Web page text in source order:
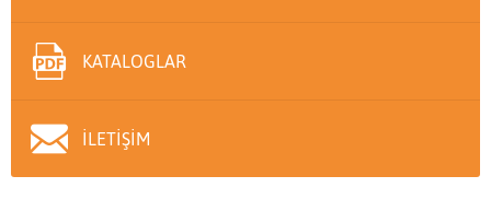
KATALOGLAR
İLETİŞİM